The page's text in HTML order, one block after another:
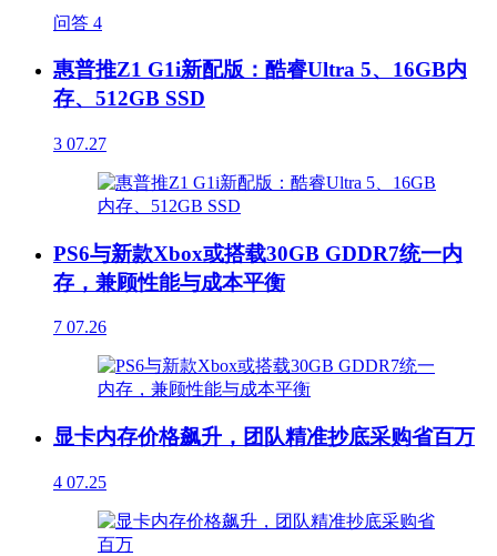
问答 4
惠普推Z1 G1i新配版：酷睿Ultra 5、16GB内
存、512GB SSD
3 07.27
PS6与新款Xbox或搭载30GB GDDR7统一内
存，兼顾性能与成本平衡
7 07.26
显卡内存价格飙升，团队精准抄底采购省百万
4 07.25